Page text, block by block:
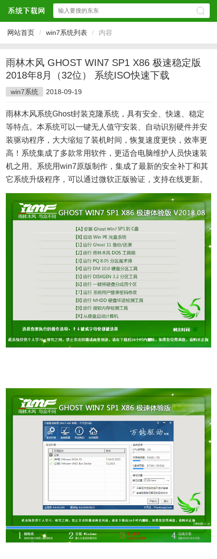
网站首页 / win7系统列表 / 内容
雨林木风 GHOST WIN7 SP1 X86 极速稳定版
2018年8月（32位） 系统ISO快速下载
win7系统 2018-09-19
雨林木风系统Ghost封装克隆系统，具有安全、快速、稳定
等特点。本系统可以一键无人值守安装、自动识别硬件并安
装驱动程序，大大缩短了装机时间，恢复速度更快，效率更
高！系统集成了多款常用软件，更适合电脑维护人员快速装
机之用。系统用win7原版制作，集成了最新的安全补丁和其
它系统升级程序，可以通过微软正版验证，支持在线更新。